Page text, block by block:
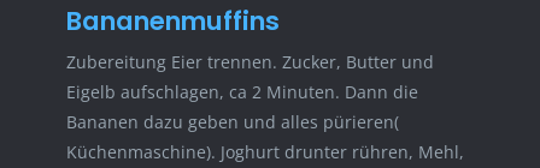
Bananenmuffins
Zubereitung Eier trennen. Zucker, Butter und
Eigelb aufschlagen, ca 2 Minuten. Dann die
Bananen dazu geben und alles pürieren(
Küchenmaschine). Joghurt drunter rühren, Mehl,